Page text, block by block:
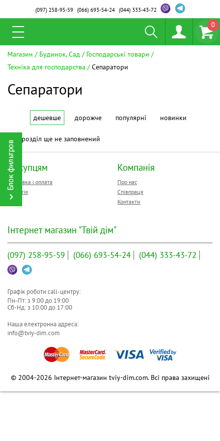
(097)258-95-59 (066)693-54-24 (044)333-43-72
0
Магазин Будинок, Сад
Господарські товари
Техніка для господарства
Сепаратори
Сепаратори
дешевше дорожче популярні новинки
Цей розділ ще не заповнений
Покупцям
Доставка і оплата
Гарантія
Компанія
Про нас
Співпраця
Контакти
Інтернет магазин "Твій дім"
(097) 258-95-59 (066) 693-54-24 (044) 333-43-72
Графік роботи call-центру:
Пн-Пт: з 9:00до 19:00
Сб-Нд: з 10:00до 17:00
Наша електронна адреса:
info@tviy-dim.com
© 2004-2026 Інтернет-магазин tviy-dim.com. Всі права захищені